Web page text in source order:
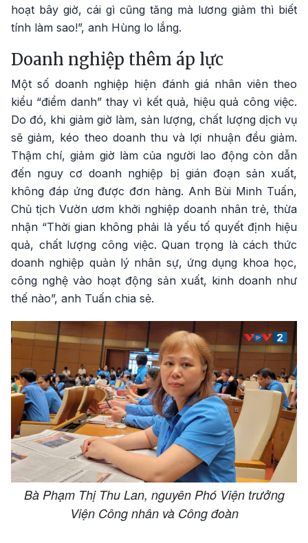
hoạt bây giờ, cái gì cũng tăng mà lương giảm thì biết
tính làm sao!”, anh Hùng lo lắng.
Doanh nghiệp thêm áp lực
Một số doanh nghiệp hiện đánh giá nhân viên theo
kiểu “điểm danh” thay vì kết quả, hiệu quả công việc.
Do đó, khi giảm giờ làm, sản lượng, chất lượng dịch vụ
sẽ giảm, kéo theo doanh thu và lợi nhuận đều giảm.
Thậm chí, giảm giờ làm của người lao động còn dẫn
đến nguy cơ doanh nghiệp bị gián đoạn sản xuất,
không đáp ứng được đơn hàng. Anh Bùi Minh Tuấn,
Chủ tịch Vườn ươm khởi nghiệp doanh nhân trẻ, thừa
nhận “Thời gian không phải là yếu tố quyết định hiệu
quả, chất lượng công việc. Quan trọng là cách thức
doanh nghiệp quản lý nhân sự, ứng dụng khoa học,
công nghệ vào hoạt động sản xuất, kinh doanh như
thế nào”, anh Tuấn chia sẻ.
Bà Phạm Thị Thu Lan, nguyên Phó Viện trưởng
Viện Công nhân và Công đoàn